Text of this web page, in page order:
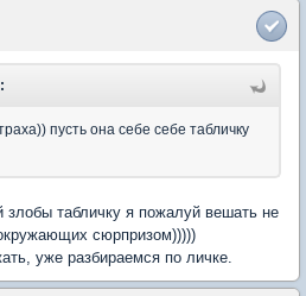
пусть она себе себе табличку
злобы табличку я пожалуй вешать не
сюрпризом)))))
уже разбираемся по личке.